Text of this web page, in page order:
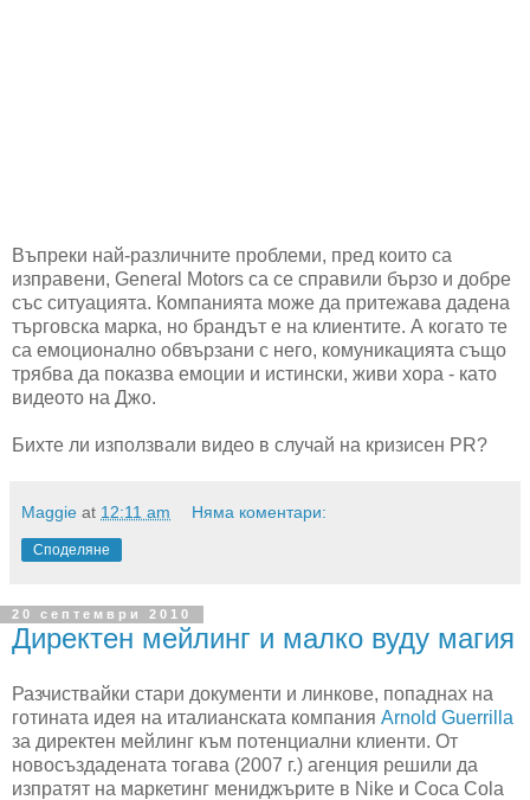
Въпреки най-различните проблеми, пред които са
изправени, General Motors са се справили бързо и добре
със ситуацията. Компанията може да притежава дадена
търговска марка, но брандът е на клиентите. А когато те
са емоционално обвързани с него, комуникацията също
трябва да показва емоции и истински, живи хора - като
видеото на Джо.
Бихте ли използвали видео в случай на кризисен PR?
Maggie at 12:11 am Няма коментари:
Споделяне
20 септември 2010
Директен мейлинг и малко вуду магия
Разчиствайки стари документи и линкове, попаднах на
готината идея на италианската компания Arnold Guerrilla
за директен мейлинг към потенциални клиенти. От
новосъздадената тогава (2007 г.) агенция решили да
изпратят на маркетинг мениджърите в Nike и Coca Cola